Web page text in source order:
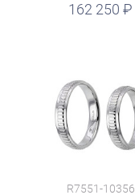
162 250
R7551-10356